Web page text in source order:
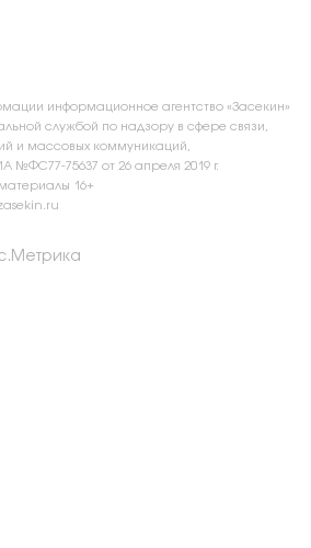
информационное агентство «Засекин»
службой по надзору в сфере связи,
и массовых коммуникаций,
№ФС77-75637 от 26 апреля 2019 г.
16+